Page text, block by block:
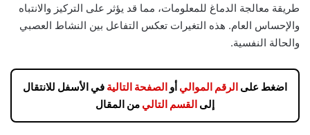
طريقة معالجة الدماغ للمعلومات، مما قد يؤثر على التركيز والانتباه
والإحساس العام. هذه التغيرات تعكس التفاعل بين النشاط العصبي
والحالة النفسية.
اضغط على الرقم الموالي أو الصفحة التالية في الأسفل للانتقال
إلى القسم التالي من المقال